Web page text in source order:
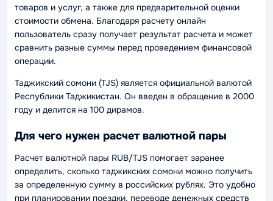
товаров и услуг, а также для предварительной оценки
стоимости обмена. Благодаря расчету онлайн
пользователь сразу получает результат расчета и может
сравнить разные суммы перед проведением финансовой
операции.
Таджикский сомони (TJS) является официальной валютой
Республики Таджикистан. Он введен в обращение в 2000
году и делится на 100 дирамов.
Для чего нужен расчет валютной пары
Расчет валютной пары RUB/TJS помогает заранее
определить, сколько таджикских сомони можно получить
за определенную сумму в российских рублях. Это удобно
при планировании поездки, переводе денежных средств